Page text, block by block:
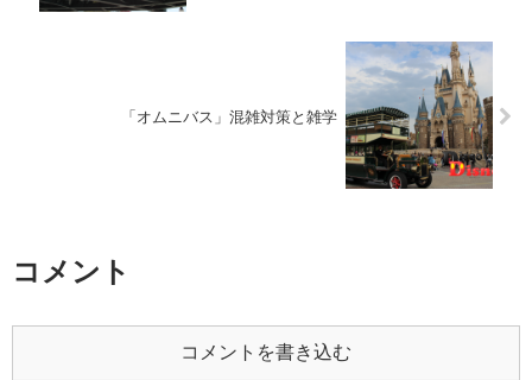
「オムニバス」混雑対策と雑学
コメント
コメントを書き込む